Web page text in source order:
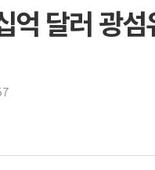
경찰, 9월부터 '가족
포스코홀딩스, 포스코
40.2도 찍은 서울 등
"文정부 악몽 재현
신세계사이먼 '대구
李대통령, 호우 피해
억 달러 광섬